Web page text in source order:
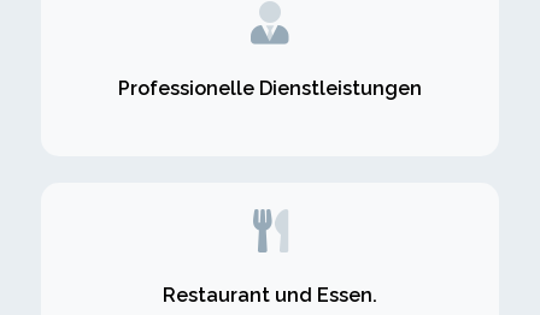
Professionelle Dienstleistungen
Restaurant und Essen.